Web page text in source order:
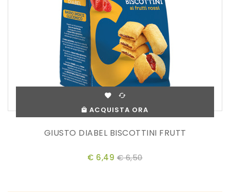
ACQUISTA ORA
GIUSTO DIABEL BISCOTTINI FRUTT
€ 6,49 € 6,50